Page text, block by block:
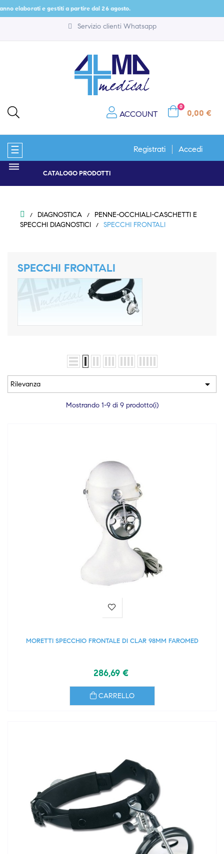
e gestiti a partire dal 26 agosto.
Servizio clienti Whatsapp
ACCOUNT
0
0,00 €
navigazione
Toggle
☰ Registrati Accedi
CATALOGO PRODOTTI
DIAGNOSTICA
PENNE-OCCHIALI-CASCHETTI E
SPECCHI DIAGNOSTICI
SPECCHI FRONTALI
SPECCHI FRONTALI
Rilevanza 
Mostrando 1-9 di 9 prodotto(i)
MORETTI SPECCHIO FRONTALE DI CLAR 98MM FAROMED
286,69 €
CARRELLO